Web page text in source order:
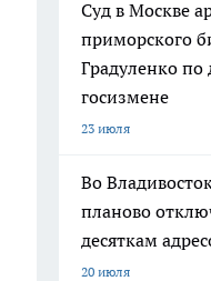
Суд в Москве
приморского
Градуленко по
госизмене
23 июля
Во
планово
десяткам
20 июля